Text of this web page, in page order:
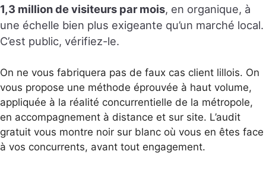
1,3 million de visiteurs par mois, en organique, à
une échelle bien plus exigeante qu’un marché local.
C’est public, vérifiez-le.
On ne vous fabriquera pas de faux cas client lillois. On
vous propose une méthode éprouvée à haut volume,
appliquée à la réalité concurrentielle de la métropole,
en accompagnement à distance et sur site. L’audit
gratuit vous montre noir sur blanc où vous en êtes face
à vos concurrents, avant tout engagement.